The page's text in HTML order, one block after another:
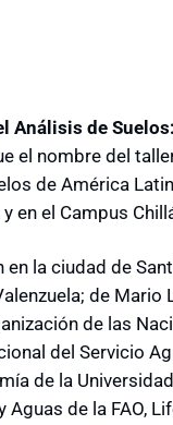
Análisis de
el nombre del
de América
en el Campus
en la ciudad de
de Mario
de las
del Servicio
de la
Aguas de la FAO,